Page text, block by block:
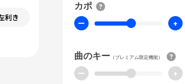
利き
カポ
ー +
曲のキー （プレミアム限定機能）
ー +